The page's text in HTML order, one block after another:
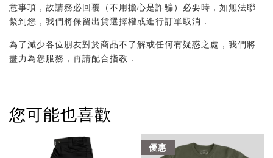
意事項，故請務必回覆（不用擔心是詐騙）必要時，如無法聯
繫到您，我們將保留出貨選擇權或進行訂單取消．
為了減少各位朋友對於商品不了解或任何有疑惑之處，我們將
盡力為您服務，再請配合指教．
您可能也喜歡
優惠